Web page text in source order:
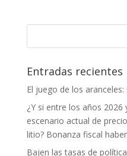
b
k
e
r
Entradas recientes
El juego de los
¿Y si entre los años
escenario actual de
litio? Bonanza fiscal
Bajen las tasas de